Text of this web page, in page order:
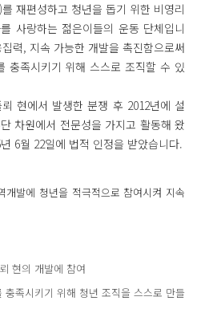
재편성하고 청년을 돕기 위한 비영리
사랑하는 젊은이들의 운동 단체입니
력, 지속 가능한 개발을 촉진함으로써
충족시키기 위해 스스로 조직할 수 있
현에서 발생한 분쟁 후 2012년에 설
차원에서 전문성을 가지고 활동해 왔
6월 22일에 법적 인정을 받았습니다.
개발에 청년을 적극적으로 참여시켜 지속
현의 개발에 참여
족시키기 위해 청년 조직을 스스로 만들